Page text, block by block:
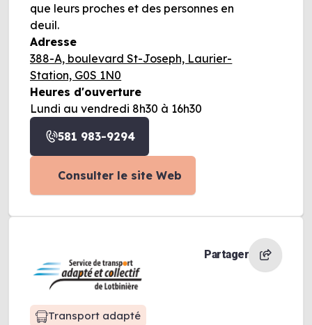
que leurs proches et des personnes en
deuil.
Adresse
388-A, boulevard St-Joseph, Laurier-
Station, G0S 1N0
Heures d'ouverture
Lundi au vendredi 8h30 à 16h30
581 983-9294
Consulter le site Web
Partager
Transport adapté